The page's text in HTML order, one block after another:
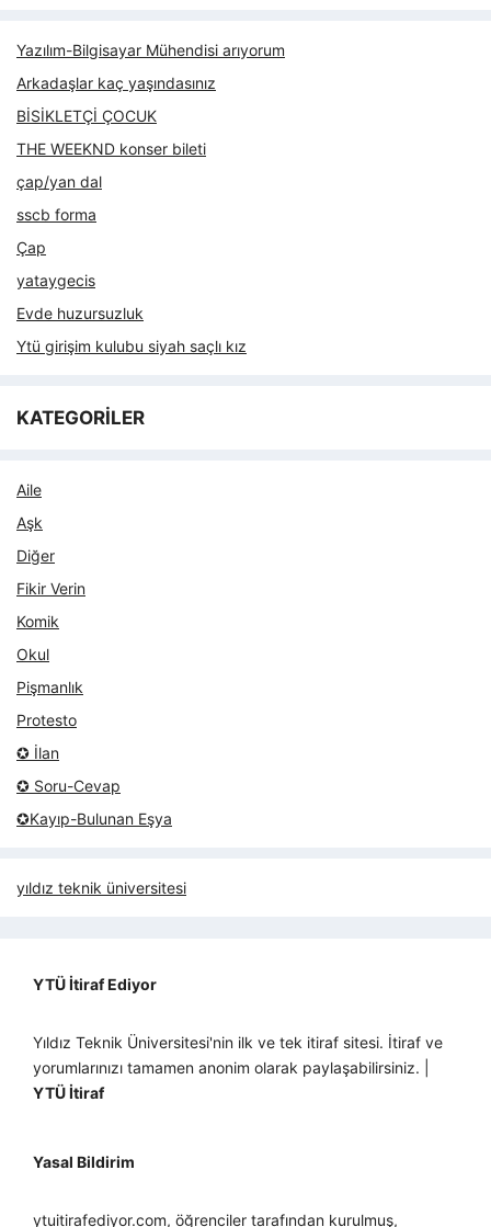
Yazılım-Bilgisayar Mühendisi arıyorum
Arkadaşlar kaç yaşındasınız
BİSİKLETÇİ ÇOCUK
THE WEEKND konser bileti
çap/yan dal
sscb forma
Çap
yataygecis
Evde huzursuzluk
Ytü girişim kulubu siyah saçlı kız
KATEGORİLER
Aile
Aşk
Diğer
Fikir Verin
Komik
Okul
Pişmanlık
Protesto
✪ İlan
✪ Soru-Cevap
✪Kayıp-Bulunan Eşya
yıldız teknik üniversitesi
YTÜ İtiraf Ediyor
Yıldız Teknik Üniversitesi'nin ilk ve tek itiraf sitesi. İtiraf ve
yorumlarınızı tamamen anonim olarak paylaşabilirsiniz. |
YTÜ İtiraf
Yasal Bildirim
ytuitirafediyor.com, öğrenciler tarafından kurulmuş,